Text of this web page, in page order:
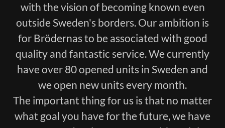
with the vision of becoming known even
outside Sweden's borders. Our ambition is
for Brödernas to be associated with good
quality and fantastic service. We currently
have over 80 opened units in Sweden and
we open new units every month.
The important thing for us is that no matter
what goal you have for the future, we have